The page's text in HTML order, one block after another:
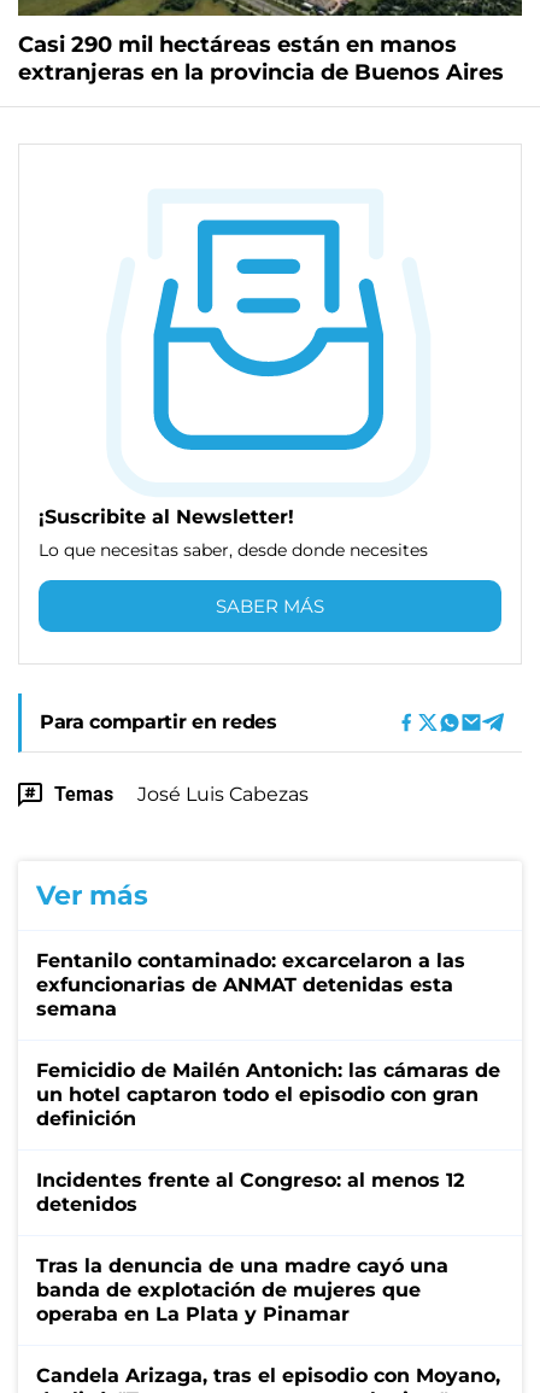
Casi 290 mil hectáreas están en manos
extranjeras en la provincia de Buenos Aires
¡Suscribite al Newsletter!
Lo que necesitas saber, desde donde necesites
SABER MÁS
Para compartir en redes
Temas José Luis Cabezas
Ver más
Fentanilo contaminado: excarcelaron a las
exfuncionarias de ANMAT detenidas esta
semana
Femicidio de Mailén Antonich: las cámaras de
un hotel captaron todo el episodio con gran
definición
Incidentes frente al Congreso: al menos 12
detenidos
Tras la denuncia de una madre cayó una
banda de explotación de mujeres que
operaba en La Plata y Pinamar
Candela Arizaga, tras el episodio con Moyano,